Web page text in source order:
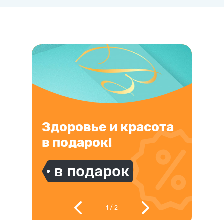
1 / 2
Здоровье и красота
в подарок!
в подарок